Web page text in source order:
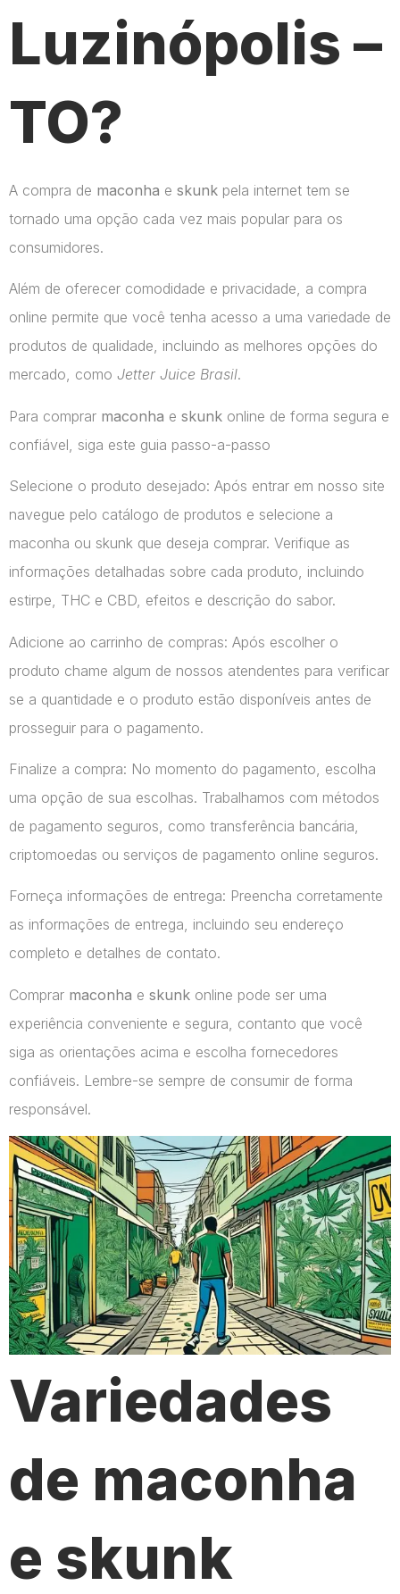
Luzinópolis –
TO?
A compra de maconha e skunk pela internet tem se
tornado uma opção cada vez mais popular para os
consumidores.
Além de oferecer comodidade e privacidade, a compra
online permite que você tenha acesso a uma variedade de
produtos de qualidade, incluindo as melhores opções do
mercado, como Jetter Juice Brasil.
Para comprar maconha e skunk online de forma segura e
confiável, siga este guia passo-a-passo
Selecione o produto desejado: Após entrar em nosso site
navegue pelo catálogo de produtos e selecione a
maconha ou skunk que deseja comprar. Verifique as
informações detalhadas sobre cada produto, incluindo
estirpe, THC e CBD, efeitos e descrição do sabor.
Adicione ao carrinho de compras: Após escolher o
produto chame algum de nossos atendentes para verificar
se a quantidade e o produto estão disponíveis antes de
prosseguir para o pagamento.
Finalize a compra: No momento do pagamento, escolha
uma opção de sua escolhas. Trabalhamos com métodos
de pagamento seguros, como transferência bancária,
criptomoedas ou serviços de pagamento online seguros.
Forneça informações de entrega: Preencha corretamente
as informações de entrega, incluindo seu endereço
completo e detalhes de contato.
Comprar maconha e skunk online pode ser uma
experiência conveniente e segura, contanto que você
siga as orientações acima e escolha fornecedores
confiáveis. Lembre-se sempre de consumir de forma
responsável.
Variedades
de maconha
e skunk